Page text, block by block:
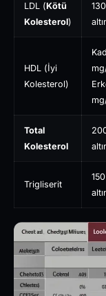
LDL (Kötü
Kolesterol)
HDL (İyi
Kolesterol)
Total
Kolesterol
Trigliserit